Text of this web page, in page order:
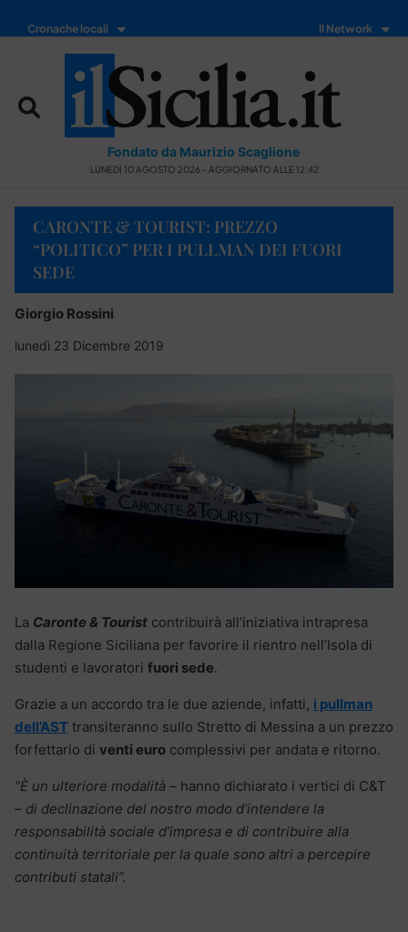
Cronache locali Il Network
Fondato da Maurizio Scaglione
LUNEDÌ 10 AGOSTO 2026 - AGGIORNATO ALLE 12:42
CARONTE & TOURIST: PREZZO
“POLITICO” PER I PULLMAN DEI FUORI
SEDE
Giorgio Rossini
lunedì 23 Dicembre 2019
La Caronte & Tourist contribuirà all’iniziativa intrapresa
dalla Regione Siciliana per favorire il rientro nell’Isola di
studenti e lavoratori fuori sede.
Grazie a un accordo tra le due aziende, infatti, i pullman
dell’AST transiteranno sullo Stretto di Messina a un prezzo
forfettario di venti euro complessivi per andata e ritorno.
“È un ulteriore modalità – hanno dichiarato i vertici di C&T
– di declinazione del nostro modo d’intendere la
responsabilità sociale d’impresa e di contribuire alla
continuità territoriale per la quale sono altri a percepire
contributi statali”.